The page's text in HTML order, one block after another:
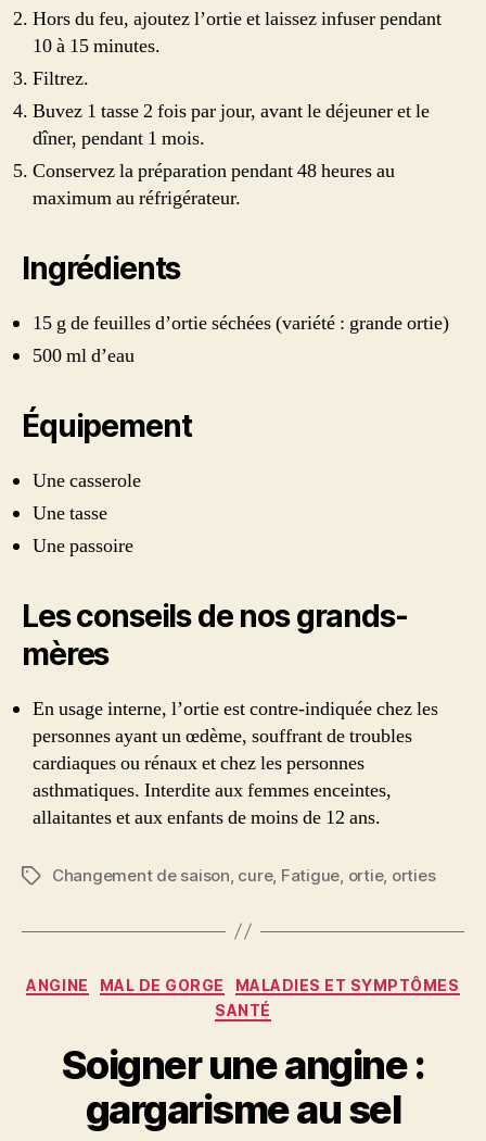
Hors du feu, ajoutez l’ortie et laissez infuser pendant
10 à 15 minutes.
Filtrez.
Buvez 1 tasse 2 fois par jour, avant le déjeuner et le
dîner, pendant 1 mois.
Conservez la préparation pendant 48 heures au
maximum au réfrigérateur.
Ingrédients
15 g de feuilles d’ortie séchées (variété : grande ortie)
500 ml d’eau
Équipement
Une casserole
Une tasse
Une passoire
Les conseils de nos grands-
mères
En usage interne, l’ortie est contre-indiquée chez les
personnes ayant un œdème, souffrant de troubles
cardiaques ou rénaux et chez les personnes
asthmatiques. Interdite aux femmes enceintes,
allaitantes et aux enfants de moins de 12 ans.
Étiquettes
Changement de saison cure, Fatigue ortie, orties
Catégories
ANGINE MAL DE GORGE
MALADIES ET SYMPTÔMES
SANTÉ
Soigner une angine :
gargarisme au sel